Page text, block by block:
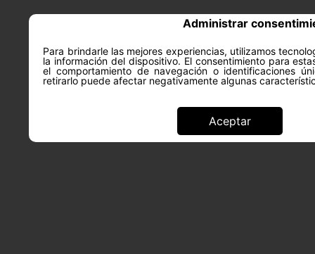
Administrar
Para brindarle las mejores experiencias, utilizamos
la información del dispositivo. El consentimiento para
el comportamiento de navegación o identificaciones
retirarlo puede afectar negativamente algunas
Aceptar